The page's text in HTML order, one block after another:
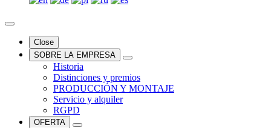
Close
SOBRE LA EMPRESA
Historia
Distinciones y premios
PRODUCCIÓN Y MONTAJE
Servicio y alquiler
RGPD
OFERTA